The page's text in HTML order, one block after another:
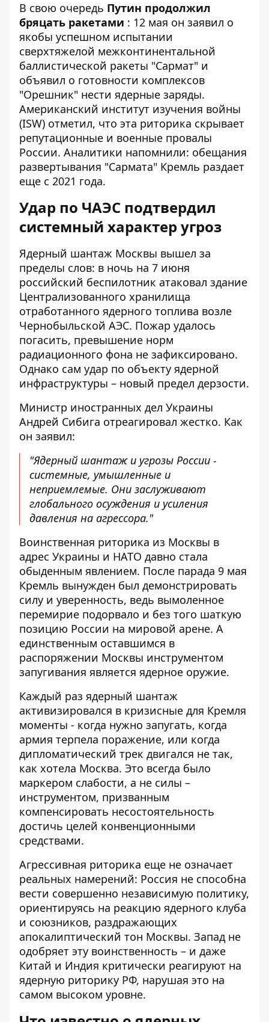
В свою очередь Путин продолжил
бряцать ракетами : 12 мая он заявил о
якобы успешном испытании
сверхтяжелой межконтинентальной
баллистической ракеты "Сармат" и
объявил о готовности комплексов
"Орешник" нести ядерные заряды.
Американский институт изучения войны
(ISW) отметил, что эта риторика скрывает
репутационные и военные провалы
России. Аналитики напомнили: обещания
развертывания "Сармата" Кремль раздает
еще с 2021 года.
Удар по ЧАЭС подтвердил
системный характер угроз
Ядерный шантаж Москвы вышел за
пределы слов: в ночь на 7 июня
российский беспилотник атаковал здание
Централизованного хранилища
отработанного ядерного топлива возле
Чернобыльской АЭС. Пожар удалось
погасить, превышение норм
радиационного фона не зафиксировано.
Однако сам удар по объекту ядерной
инфраструктуры – новый предел дерзости.
Министр иностранных дел Украины
Андрей Сибига отреагировал жестко. Как
он заявил:
"Ядерный шантаж и угрозы России -
системные, умышленные и
неприемлемые. Они заслуживают
глобального осуждения и усиления
давления на агрессора."
Воинственная риторика из Москвы в
адрес Украины и НАТО давно стала
обыденным явлением. После парада 9 мая
Кремль вынужден был демонстрировать
силу и уверенность, ведь вымоленное
перемирие подорвало и без того шаткую
позицию России на мировой арене. А
единственным оставшимся в
распоряжении Москвы инструментом
запугивания является ядерное оружие.
Каждый раз ядерный шантаж
активизировался в кризисные для Кремля
моменты - когда нужно запугать, когда
армия терпела поражение, или когда
дипломатический трек двигался не так,
как хотела Москва. Это всегда было
маркером слабости, а не силы –
инструментом, призванным
компенсировать несостоятельность
достичь целей конвенционными
средствами.
Агрессивная риторика еще не означает
реальных намерений: Россия не способна
вести совершенно независимую политику,
ориентируясь на реакцию ядерного клуба
и союзников, раздражающих
апокалиптический тон Москвы. Запад не
одобряет эту воинственность – и даже
Китай и Индия критически реагируют на
ядерную риторику РФ, нарушая это на
самом высоком уровне.